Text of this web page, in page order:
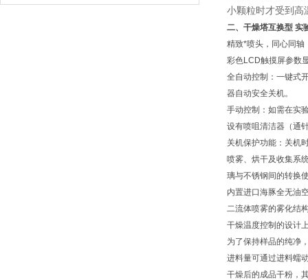
小颗粒时才受到高
二、干燥塔互换型 实
精致*喷头，同心同轴
彩色LCD触摸屏参数
全自动控制：一键式
器自动安全关机。
手动控制：如需在实
设有喷咀清洁器（通
关机保护功能：关机
喷雾、烘干及收集系
璃与不锈钢间的转换
内置进口海豚全无油
二流体喷雾的雾化结
干燥温度控制的设计
为了保持样品的纯净
进料量可通过进料蠕
干燥后的成品干粉，